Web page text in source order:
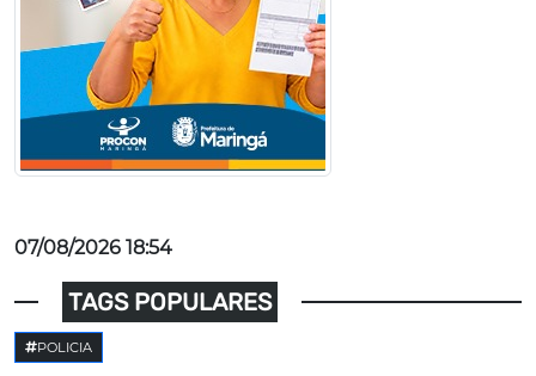
07/08/2026 18:54
TAGS POPULARES
POLICIA